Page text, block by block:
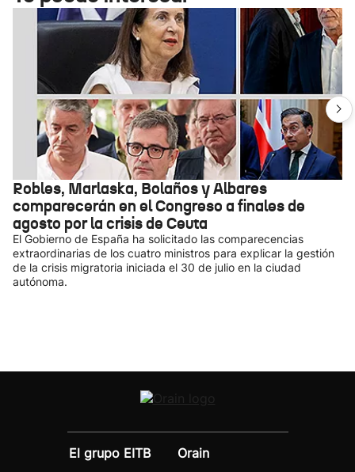
Robles, Marlaska, Bolaños y Albares
comparecerán en el Congreso a finales de
agosto por la crisis de Ceuta
El Gobierno de España ha solicitado las comparecencias
extraordinarias de los cuatro ministros para explicar la gestión
de la crisis migratoria iniciada el 30 de julio en la ciudad
autónoma.
El grupo EITB
Orain